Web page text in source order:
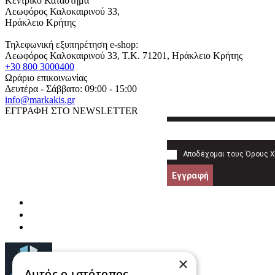
Λεωφόρος Καλοκαιρινού 33,
Ηράκλειο Κρήτης
Τηλεφωνική εξυπηρέτηση e-shop:
Λεωφόρος Καλοκαιρινού 33, T.K. 71201, Ηράκλειο Κρήτης
+30 800 3000400
Ωράριο επικοινωνίας
Δευτέρα - Σάββατο: 09:00 - 15:00
info@markakis.gr
ΕΓΓΡΑΦΗ ΣΤΟ NEWSLETTER
Αποδέχομαι τους Όρους
Εγγραφή
×